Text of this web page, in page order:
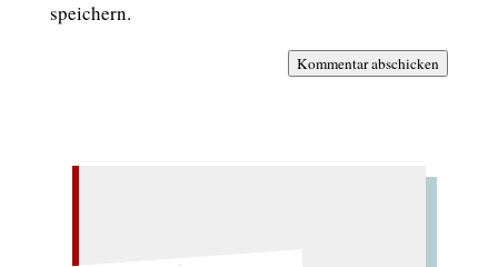
speichern.
Kommentar abschicken